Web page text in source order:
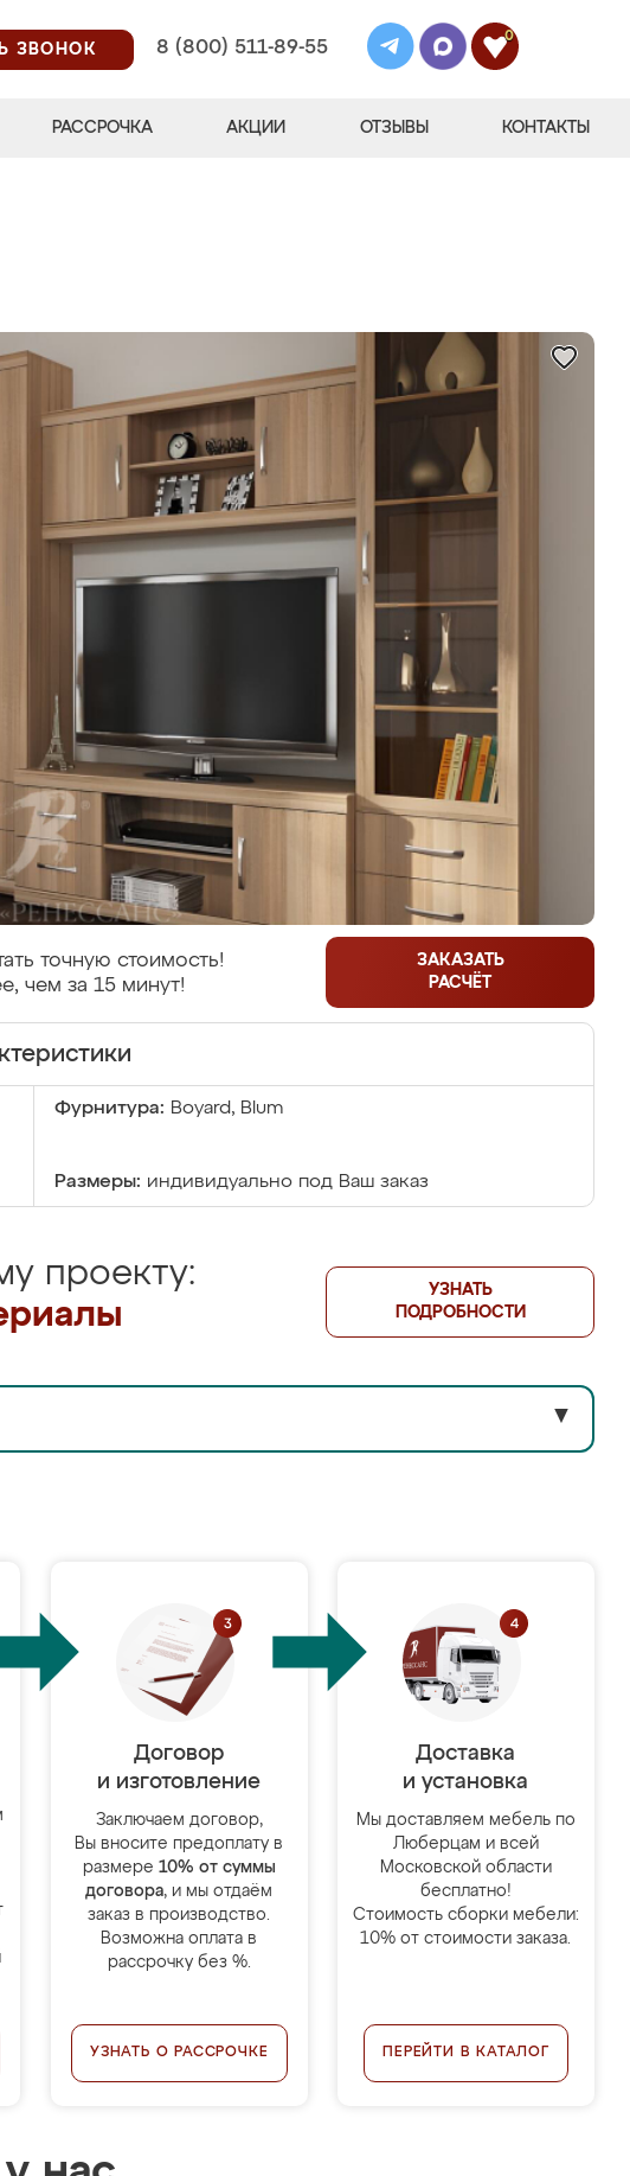
ЗВОНОК
8 (800) 511-89-55
0
РАССРОЧКА АКЦИИ ОТЗЫВЫ КОНТАКТЫ
точную стоимость!
чем за 15 минут!
ЗАКАЗАТЬ
РАСЧЁТ
Фурнитура: Boyard, Blum
Размеры: индивидуально под Ваш заказ
проекту:
УЗНАТЬ
ПОДРОБНОСТИ
▼
Договор
и изготовление
Заключаем договор,
Вы вносите предоплату в
размере 10% от суммы
договора, и мы отдаём
заказ в производство.
Возможна оплата в
рассрочку без %.
УЗНАТЬ О РАССРОЧКЕ
Доставка
и установка
Мы доставляем мебель по
Люберцам и всей
Московской области
бесплатно!
Стоимость сборки мебели:
10% от стоимости заказа.
ПЕРЕЙТИ В КАТАЛОГ